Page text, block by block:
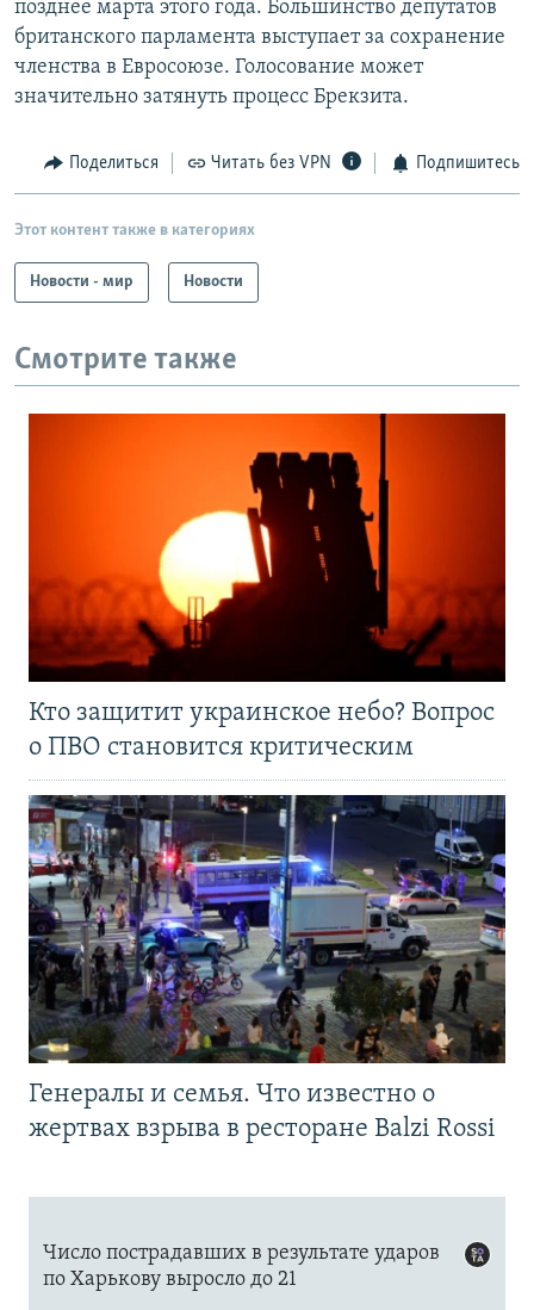
позднее марта этого года. Большинство депутатов
британского парламента выступает за сохранение
членства в Евросоюзе. Голосование может
значительно затянуть процесс Брекзита.
Поделиться Читать без VPN Подпишитесь
Этот контент также в категориях
Новости - мир Новости
Смотрите также
Кто защитит украинское небо? Вопрос
о ПВО становится критическим
Генералы и семья. Что известно о
жертвах взрыва в ресторане Balzi Rossi